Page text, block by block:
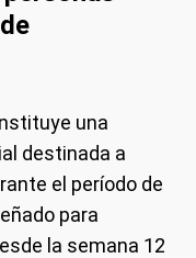
una
destinada a
el período de
para
la semana 12